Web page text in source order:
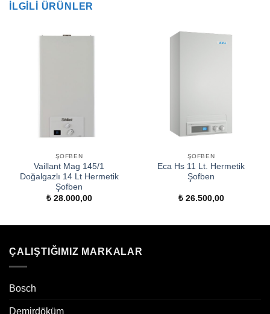
İLGILI ÜRÜNLER
ŞOFBEN
Vaillant Mag 145/1
Doğalgazlı 14 Lt Hermetik
Şofben
₺28.000,00
ŞOFBEN
Eca Hs 11 Lt. Hermetik
Şofben
₺26.500,00
ÇALIŞTIĞIMIZ MARKALAR
Bosch
Demirdöküm